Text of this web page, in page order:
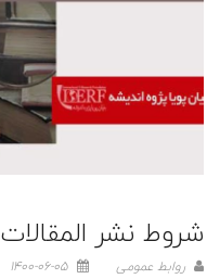
شروط نشر المقالات
روابط عمومی